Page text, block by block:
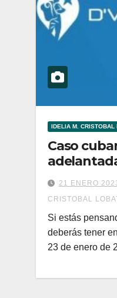
IDELIA M. CRISTOBAL
Caso
21 ENERO
CRISTOBAL
Si estás
deberás tener
23 de enero de